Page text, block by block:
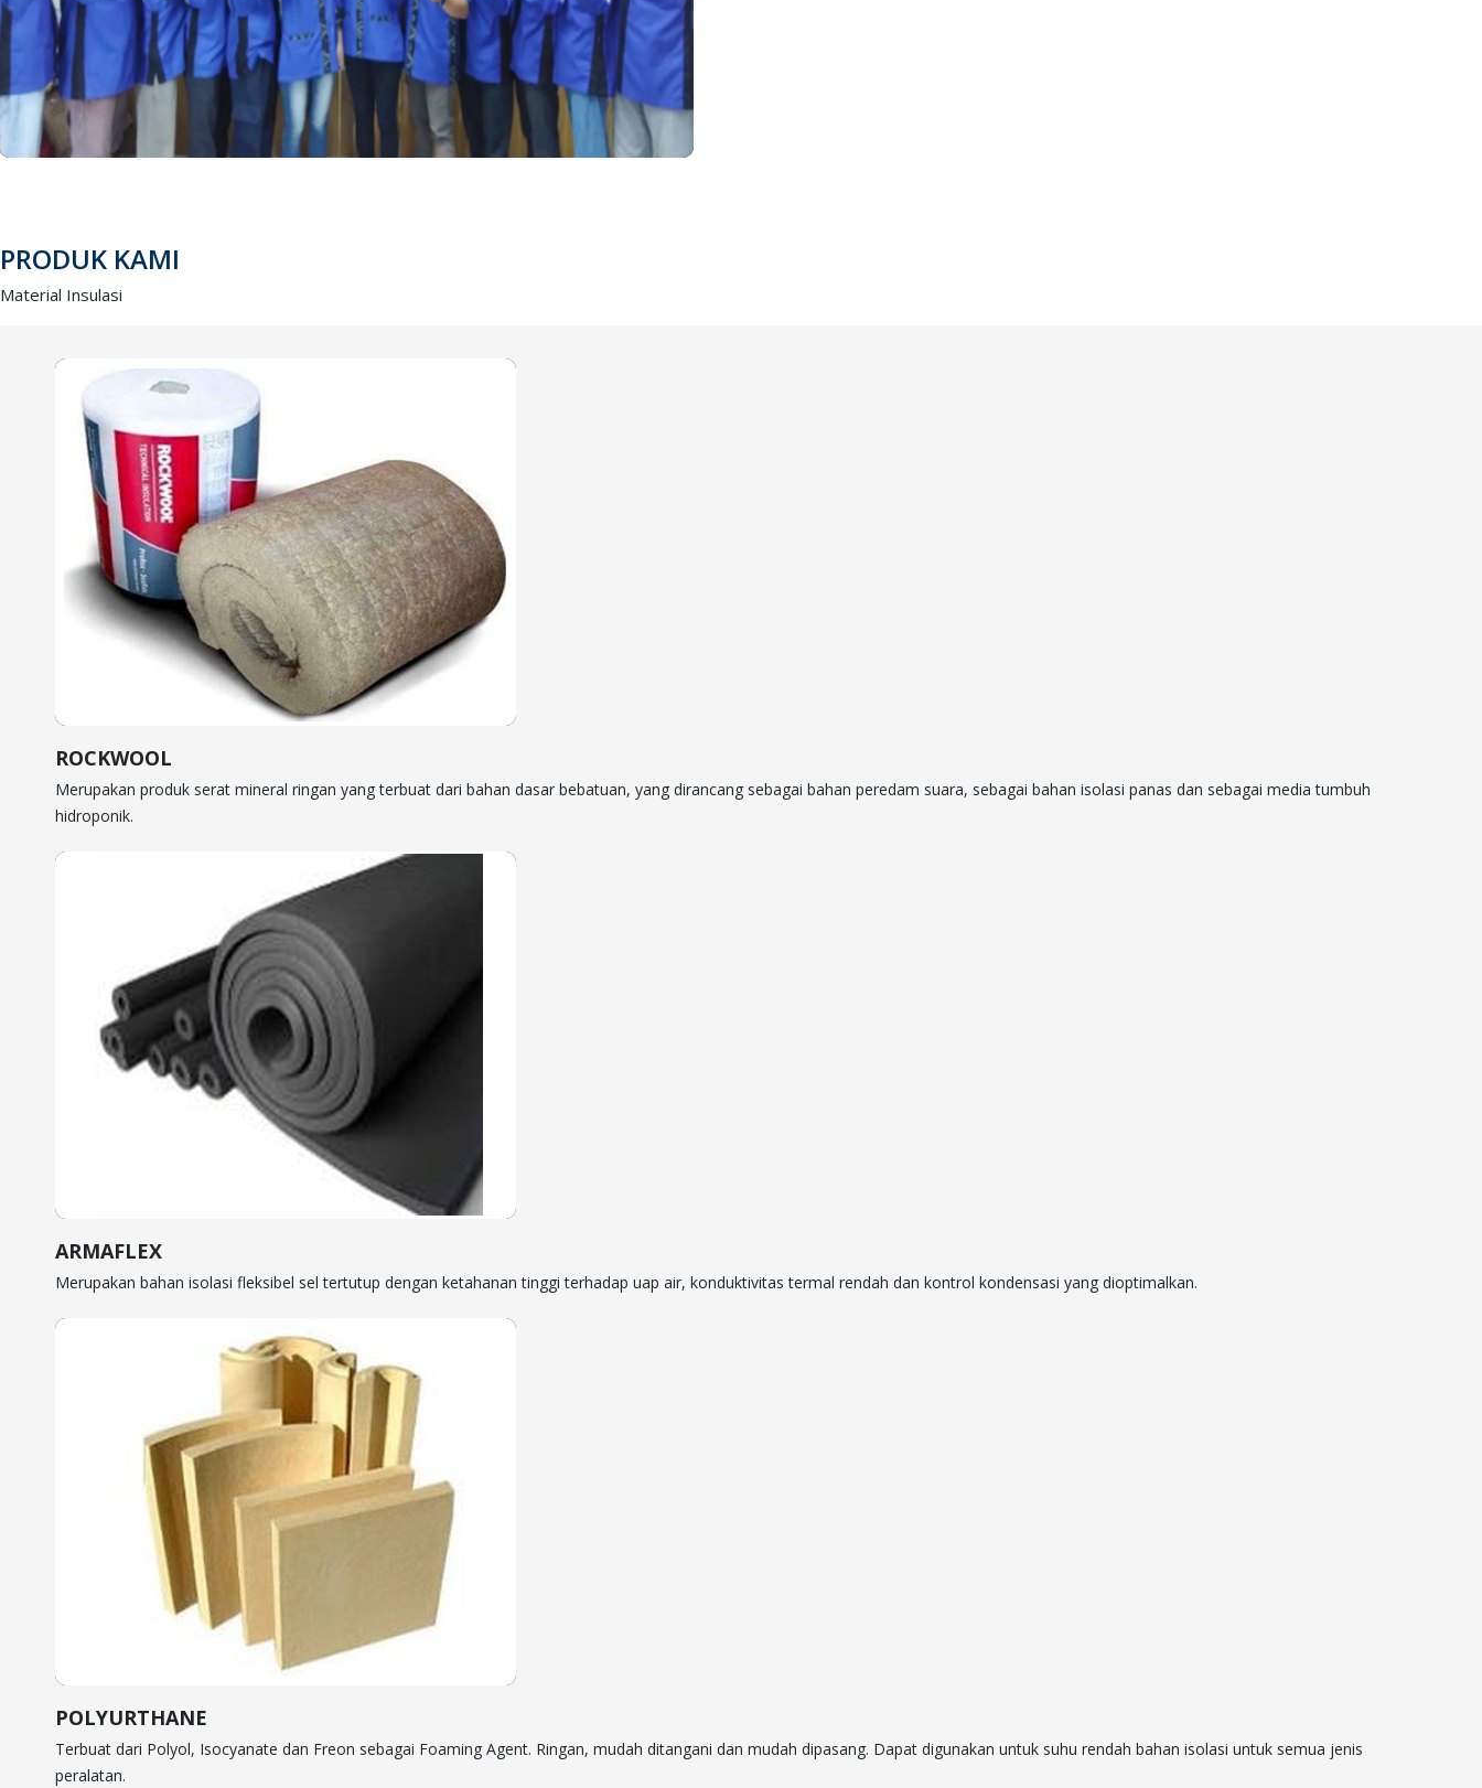
PRODUK KAMI
Material Insulasi
ROCKWOOL
Merupakan produk serat mineral ringan yang terbuat dari bahan dasar bebatuan, yang dirancang sebagai bahan peredam suara, sebagai bahan isolasi panas dan sebagai media tumbuh
hidroponik.
ARMAFLEX
Merupakan bahan isolasi fleksibel sel tertutup dengan ketahanan tinggi terhadap uap air, konduktivitas termal rendah dan kontrol kondensasi yang dioptimalkan.
POLYURTHANE
Terbuat dari Polyol, Isocyanate dan Freon sebagai Foaming Agent. Ringan, mudah ditangani dan mudah dipasang. Dapat digunakan untuk suhu rendah bahan isolasi untuk semua jenis
peralatan.